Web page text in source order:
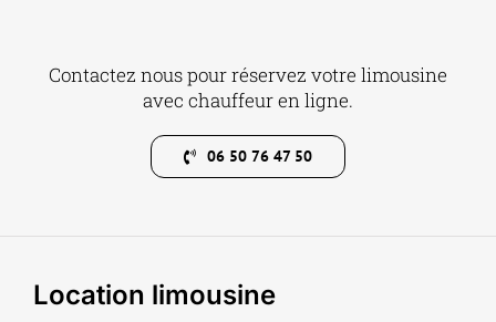
Contactez nous pour réservez votre limousine
avec chauffeur en ligne.
06 50 76 47 50
Location limousine